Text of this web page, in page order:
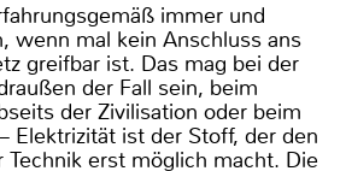
immer und
wenn mal kein Anschluss ans
greifbar ist. Das mag bei der
der Fall sein, beim
der Zivilisation oder beim
Elektrizität ist der Stoff, der den
erst möglich macht. Die